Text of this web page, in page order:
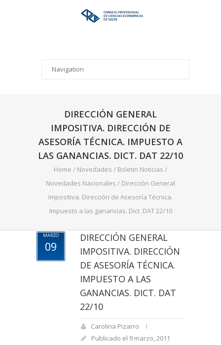
DIRECCIÓN GENERAL
IMPOSITIVA. DIRECCIÓN DE
ASESORÍA TÉCNICA. IMPUESTO A
LAS GANANCIAS. DICT. DAT 22/10
Home / Novedades / Boletin Noticias /
Novedades Nacionales / Dirección General
Impositiva. Dirección de Asesoría Técnica.
Impuesto a las ganancias. Dict. DAT 22/10
MARZO
09
DIRECCIÓN GENERAL
IMPOSITIVA. DIRECCIÓN
DE ASESORÍA TÉCNICA.
IMPUESTO A LAS
GANANCIAS. DICT. DAT
22/10
Carolina Pizarro
Publicado el 9 marzo, 2011